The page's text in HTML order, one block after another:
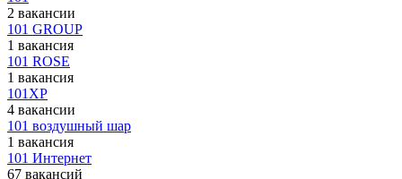
2 вакансии
101 GROUP
1 вакансия
101 ROSE
1 вакансия
101XP
4 вакансии
101 воздушный шар
1 вакансия
101 Интернет
67 вакансий